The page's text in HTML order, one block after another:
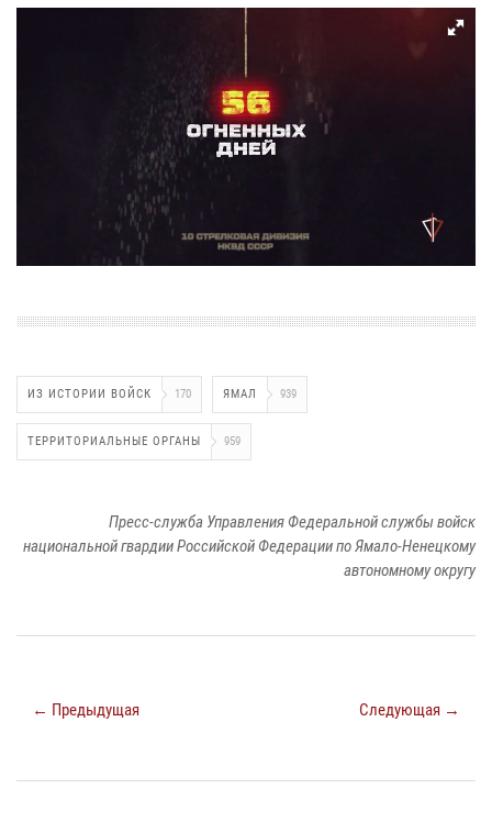
ИЗ ИСТОРИИ ВОЙСК 170 ЯМАЛ 939
ТЕРРИТОРИАЛЬНЫЕ ОРГАНЫ 959
Пресс-служба Управления Федеральной службы войск
национальной гвардии Российской Федерации по Ямало-Ненецкому
автономному округу
← Предыдущая Следующая →